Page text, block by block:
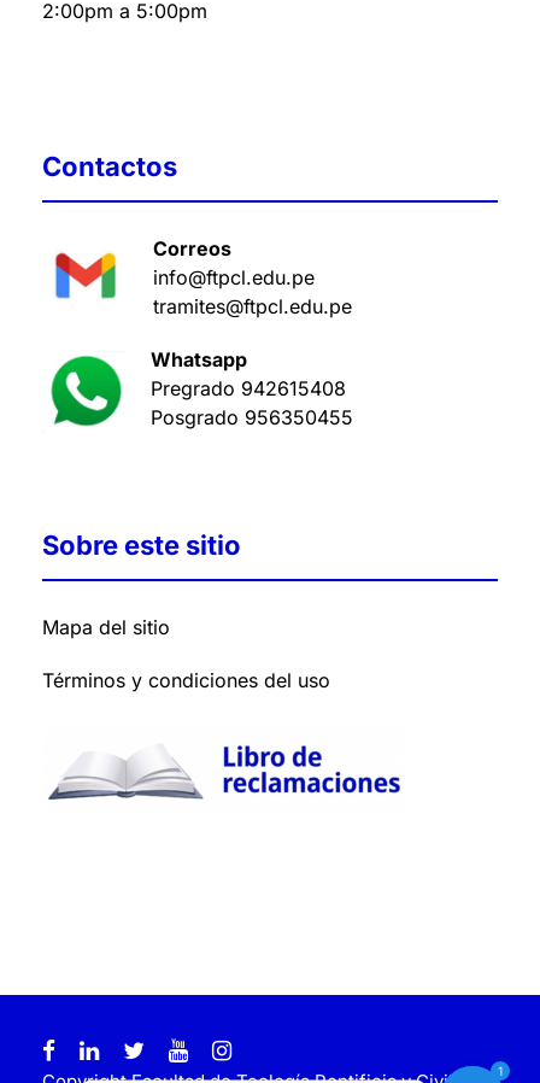
2:00pm a 5:00pm
Contactos
Correos
info@ftpcl.edu.pe
tramites@ftpcl.edu.pe
Whatsapp
Pregrado 942615408
Posgrado 956350455
Sobre este sitio
Mapa del sitio
Términos y condiciones del uso
1